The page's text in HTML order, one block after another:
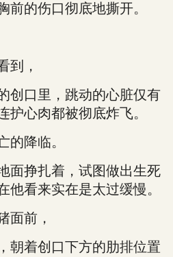
前的伤口彻底地撕开。
，
口里，跳动的心脏仅有
护心肉都被彻底炸飞。
降临。
挣扎着，试图做出生死
他看来实在是太过缓慢。
前，
着创口下方的肋排位置